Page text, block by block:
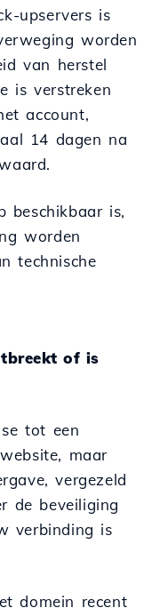
upservers is
worden
van herstel
is verstreken
account,
14 dagen na
beschikbaar is,
worden
technische
of is
tot een
maar
vergezeld
de beveiliging
verbinding is
domein recent